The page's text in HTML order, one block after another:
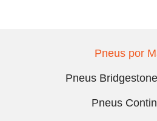
Pneus por
Pneus
Pneus